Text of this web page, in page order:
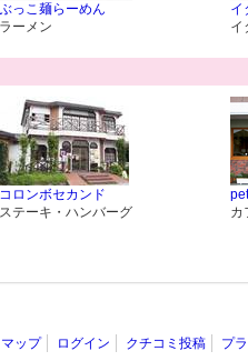
ぶっこ麺らーめん
ラーメン
イ
イ
コロンボセカンド
ステーキ・ハンバーグ
カ
ップ ログイン クチコミ投稿 プ